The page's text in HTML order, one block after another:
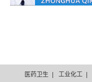
医药卫生 工业化工